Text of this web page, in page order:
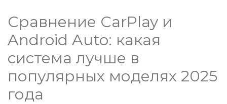
Сравнение CarPlay и
Android Auto: какая
система лучше в
популярных моделях 2025
года